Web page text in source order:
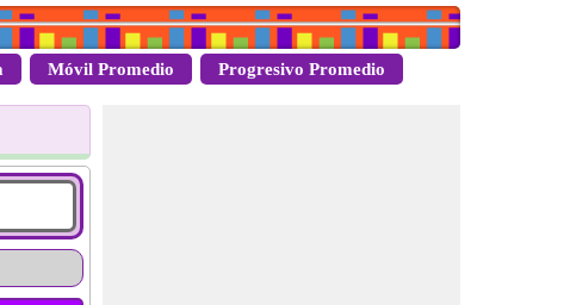
Móvil Promedio Progresivo Promedio